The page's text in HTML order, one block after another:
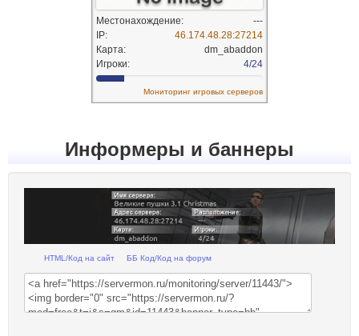
Информеры и баннеры
HTML/Код на сайт ББ Код/Код на форум